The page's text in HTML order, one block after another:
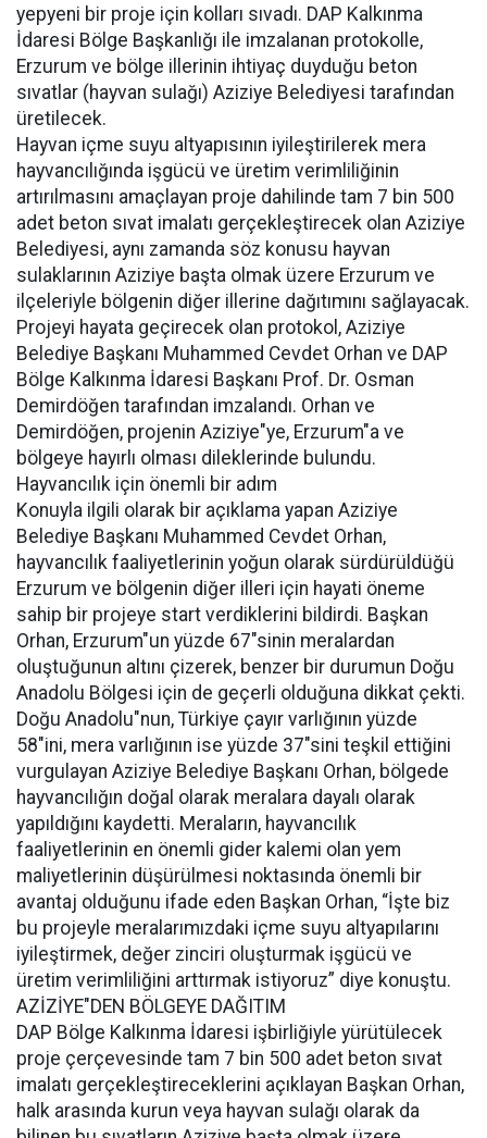
yepyeni bir proje için kolları sıvadı. DAP Kalkınma
İdaresi Bölge Başkanlığı ile imzalanan protokolle,
Erzurum ve bölge illerinin ihtiyaç duyduğu beton
sıvatlar (hayvan sulağı) Aziziye Belediyesi tarafından
üretilecek.
Hayvan içme suyu altyapısının iyileştirilerek mera
hayvancılığında işgücü ve üretim verimliliğinin
artırılmasını amaçlayan proje dahilinde tam 7 bin 500
adet beton sıvat imalatı gerçekleştirecek olan Aziziye
Belediyesi, aynı zamanda söz konusu hayvan
sulaklarının Aziziye başta olmak üzere Erzurum ve
ilçeleriyle bölgenin diğer illerine dağıtımını sağlayacak.
Projeyi hayata geçirecek olan protokol, Aziziye
Belediye Başkanı Muhammed Cevdet Orhan ve DAP
Bölge Kalkınma İdaresi Başkanı Prof. Dr. Osman
Demirdöğen tarafından imzalandı. Orhan ve
Demirdöğen, projenin Aziziye"ye, Erzurum"a ve
bölgeye hayırlı olması dileklerinde bulundu.
Hayvancılık için önemli bir adım
Konuyla ilgili olarak bir açıklama yapan Aziziye
Belediye Başkanı Muhammed Cevdet Orhan,
hayvancılık faaliyetlerinin yoğun olarak sürdürüldüğü
Erzurum ve bölgenin diğer illeri için hayati öneme
sahip bir projeye start verdiklerini bildirdi. Başkan
Orhan, Erzurum"un yüzde 67"sinin meralardan
oluştuğunun altını çizerek, benzer bir durumun Doğu
Anadolu Bölgesi için de geçerli olduğuna dikkat çekti.
Doğu Anadolu"nun, Türkiye çayır varlığının yüzde
58"ini, mera varlığının ise yüzde 37"sini teşkil ettiğini
vurgulayan Aziziye Belediye Başkanı Orhan, bölgede
hayvancılığın doğal olarak meralara dayalı olarak
yapıldığını kaydetti. Meraların, hayvancılık
faaliyetlerinin en önemli gider kalemi olan yem
maliyetlerinin düşürülmesi noktasında önemli bir
avantaj olduğunu ifade eden Başkan Orhan, “İşte biz
bu projeyle meralarımızdaki içme suyu altyapılarını
iyileştirmek, değer zinciri oluşturmak işgücü ve
üretim verimliliğini arttırmak istiyoruz” diye konuştu.
AZİZİYE"DEN BÖLGEYE DAĞITIM
DAP Bölge Kalkınma İdaresi işbirliğiyle yürütülecek
proje çerçevesinde tam 7 bin 500 adet beton sıvat
imalatı gerçekleştireceklerini açıklayan Başkan Orhan,
halk arasında kurun veya hayvan sulağı olarak da